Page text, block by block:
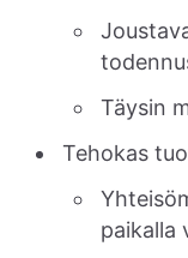
Täysin
Tehokas
paikalla